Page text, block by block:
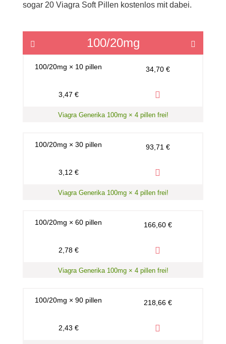
sogar 20 Viagra Soft Pillen kostenlos mit dabei.
100/20mg
100/20mg × 10 pillen 34,70 €
3,47 €
Viagra Generika 100mg × 4 pillen frei!
100/20mg × 30 pillen 93,71 €
3,12 €
Viagra Generika 100mg × 4 pillen frei!
100/20mg × 60 pillen 166,60 €
2,78 €
Viagra Generika 100mg × 4 pillen frei!
100/20mg × 90 pillen 218,66 €
2,43 €